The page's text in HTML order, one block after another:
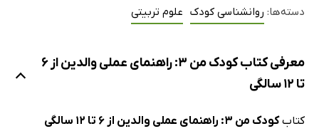
دسته‌ها: روانشناسی کودک علوم تربیتی
معرفی کتاب کودک من 3: راهنمای عملی والدین از 6
تا 12 سالگی
کتابکودک من 3: راهنمای عملی والدین از 6 تا 12 سالگی